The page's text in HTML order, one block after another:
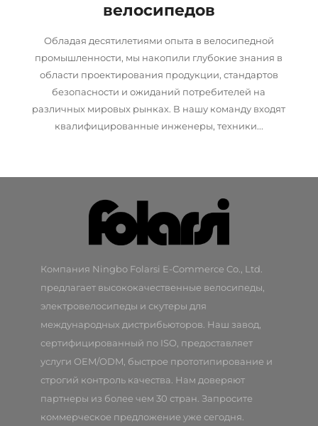
велосипедов
Обладая десятилетиями опыта в велосипедной
промышленности, мы накопили глубокие знания в
области проектирования продукции, стандартов
безопасности и ожиданий потребителей на
различных мировых рынках. В нашу команду входят
квалифицированные инженеры, техники...
Компания Ningbo Folarsi E-Commerce Co., Ltd.
предлагает высококачественные велосипеды,
электровелосипеды и скутеры для
международных дистрибьюторов. Наш завод,
сертифицированный по ISO, предоставляет
услуги OEM/ODM, быстрое прототипирование и
строгий контроль качества. Нам доверяют
партнеры из более чем 30 стран. Запросите
коммерческое предложение уже сегодня.